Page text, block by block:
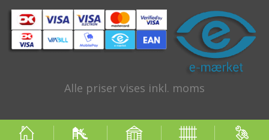
Alle priser vises inkl. moms